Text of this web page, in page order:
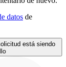
datos de
está siendo